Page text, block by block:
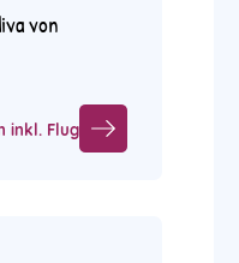
von
inkl. Flug